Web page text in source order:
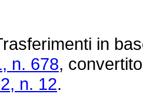
in
n. 678,
n. 12.